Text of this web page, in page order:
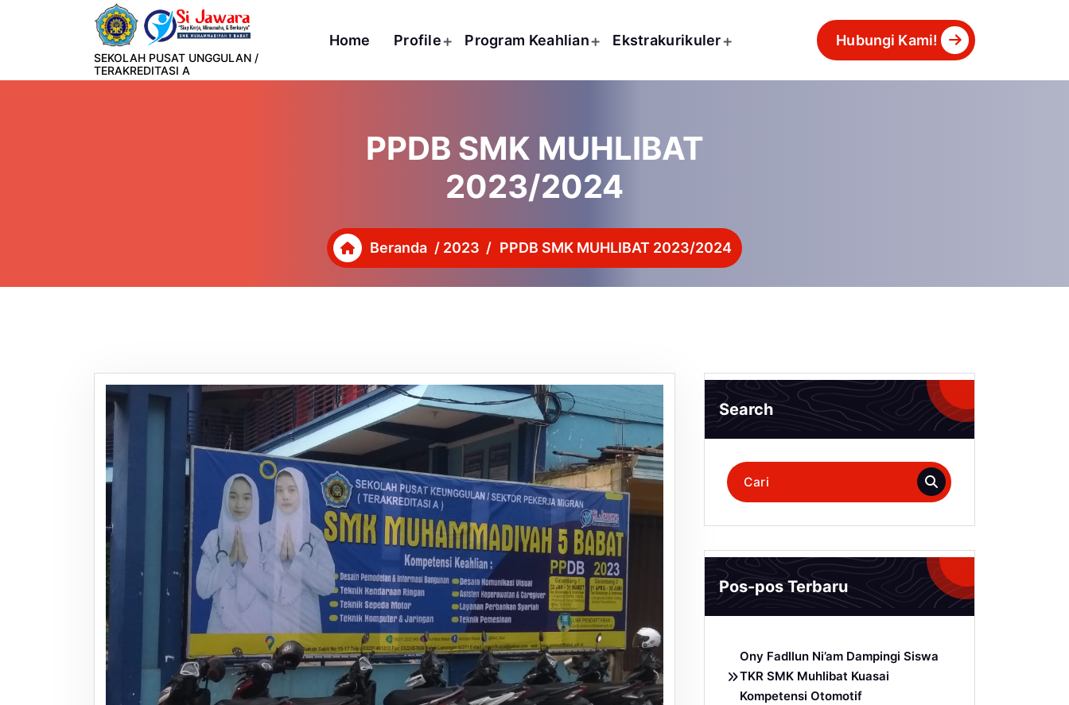
SEKOLAH PUSAT UNGGULAN /
TERAKREDITASI A
Home Profile Program Keahlian Ekstrakurikuler Hubungi Kami!
PPDB SMK MUHLIBAT
2023/2024
Beranda / 2023 / PPDB SMK MUHLIBAT 2023/2024
Search
Pencarian
untuk:
Pos-pos Terbaru
Ony Fadllun Ni’am Dampingi Siswa
TKR SMK Muhlibat Kuasai
Kompetensi Otomotif